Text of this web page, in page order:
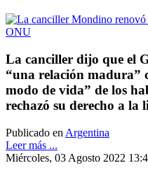
La canciller dijo que el
“una relación madura”
modo de vida” de los
rechazó su derecho a la
Publicado en Argentina
Leer más ...
Miércoles, 03 Agosto 2022